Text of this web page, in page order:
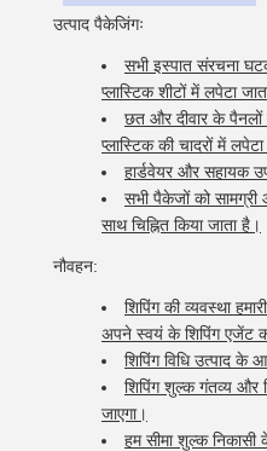
उत्पाद पैकेजिंगः
सभी इस्पात संरचना
प्लास्टिक शीटों में लपेटा
छत और दीवार के
प्लास्टिक की चादरों में
हार्डवेयर और सहायक
सभी पैकेजों को
साथ चिह्नित किया जाता है।
नौवहन:
शिपिंग की व्यवस्था
अपने स्वयं के शिपिंग एजेंट
शिपिंग विधि उत्पाद के
शिपिंग शुल्क गंतव्य और
जाएगा।
हम सीमा शुल्क